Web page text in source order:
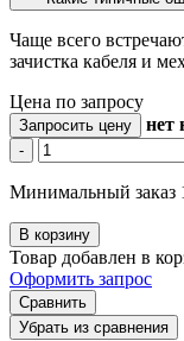
Чаще всего
зачистка кабеля и
Цена по запросу
Запросить цену нет
-
Минимальный заказ
В корзину
Товар добавлен в
Оформить запрос
Сравнить
Убрать из сравнения